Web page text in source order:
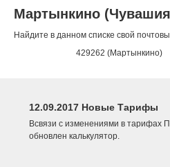
Мартынкино
Найдите в данном списке свой
429262 (Мартынкино)
12.09.2017 Новые Тарифы
Всвязи с изменениями в тарифах
обновлен калькулятор.